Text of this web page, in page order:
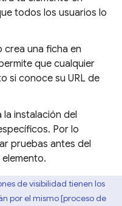
todos los usuarios lo
crea una ficha en
que cualquier
si conoce su URL de
la instalación del
Por lo
pruebas antes del
de visibilidad tienen los
por el mismo [proceso de